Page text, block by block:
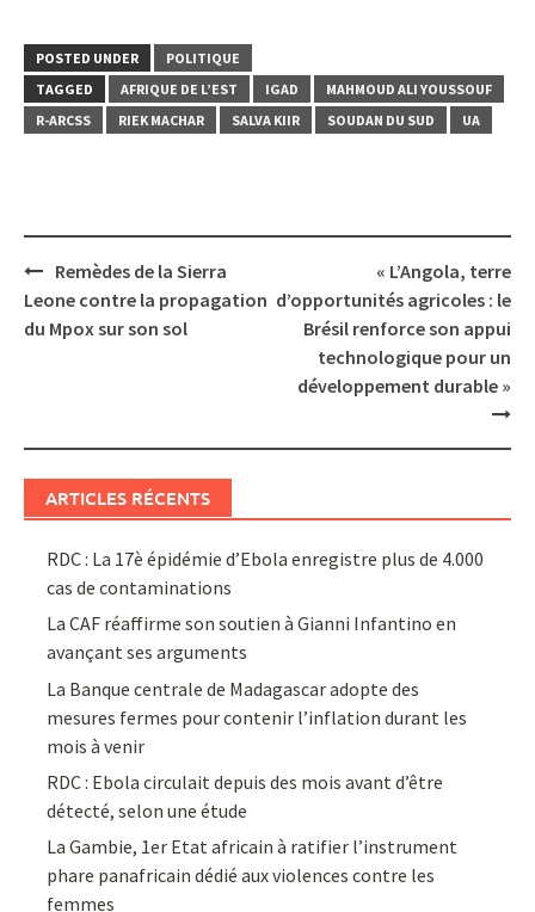
POSTED UNDER
POLITIQUE
TAGGED
AFRIQUE DE L’EST IGAD
MAHMOUD ALI YOUSSOUF
R-ARCSS
RIEK MACHAR SALVA KIIR SOUDAN DU SUD UA
Post
navigation
Remèdes de la Sierra
Leone contre la propagation
du Mpox sur son sol
« L’Angola, terre
d’opportunités agricoles : le
Brésil renforce son appui
technologique pour un
développement durable »
ARTICLES RÉCENTS
RDC : La 17è épidémie d’Ebola enregistre plus de 4.000
cas de contaminations
La CAF réaffirme son soutien à Gianni Infantino en
avançant ses arguments
La Banque centrale de Madagascar adopte des
mesures fermes pour contenir l’inflation durant les
mois à venir
RDC : Ebola circulait depuis des mois avant d’être
détecté, selon une étude
La Gambie, 1er Etat africain à ratifier l’instrument
phare panafricain dédié aux violences contre les
femmes